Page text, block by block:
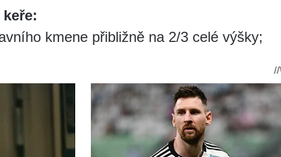
kmene přibližně na 2/3 celé výšky;